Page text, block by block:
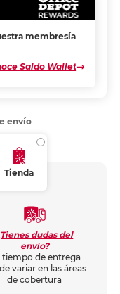
membresía
Saldo Wallet
envío
Tienda
dudas del
envío?
tiempo de entrega
variar en las áreas
de cobertura